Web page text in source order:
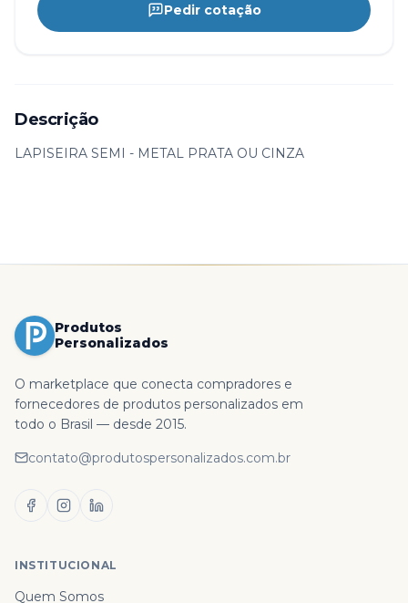
Pedir cotação
Descrição
LAPISEIRA SEMI - METAL PRATA OU CINZA
Produtos
Personalizados
O marketplace que conecta compradores e
fornecedores de produtos personalizados em
todo o Brasil — desde 2015.
contato@produtospersonalizados.com.br
INSTITUCIONAL
Quem Somos